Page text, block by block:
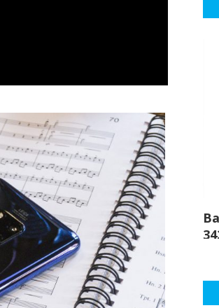
abre portas em Guimarães
de...